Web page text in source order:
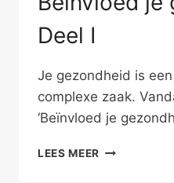
Deel I
Je gezondheid is
complexe zaak.
‘Beïnvloed je
LEES MEER BEÏNVLOED